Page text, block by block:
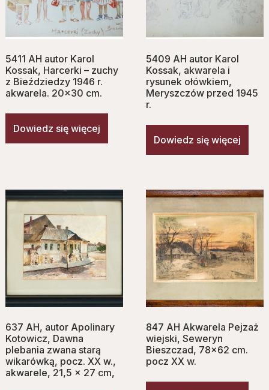
5411 AH autor Karol
Kossak, Harcerki – zuchy
z Bieździedzy 1946 r.
akwarela. 20×30 cm.
Dowiedz się więcej
5409 AH autor Karol
Kossak, akwarela i
rysunek ołówkiem,
Meryszczów przed 1945
r.
Dowiedz się więcej
637 AH, autor Apolinary
Kotowicz, Dawna
plebania zwana starą
wikarówką, pocz. XX w.,
akwarele, 21,5 x 27 cm,
847 AH Akwarela Pejzaż
wiejski, Seweryn
Bieszczad, 78×62 cm.
pocz XX w.